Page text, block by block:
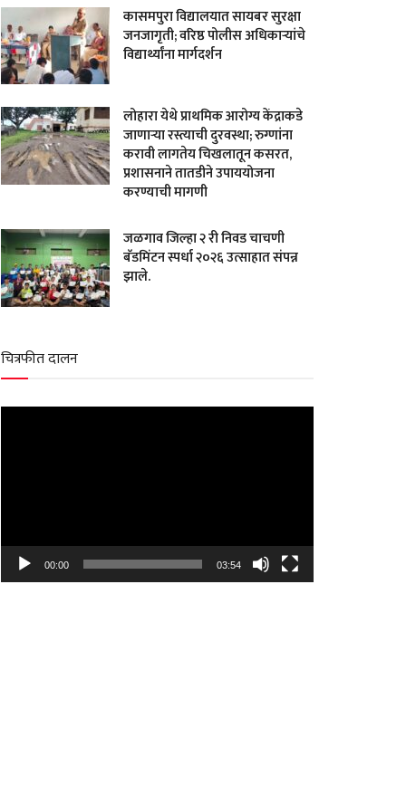
कासमपुरा विद्यालयात सायबर सुरक्षा
जनजागृती; वरिष्ठ पोलीस अधिकाऱ्यांचे
विद्यार्थ्यांना मार्गदर्शन
लोहारा येथे प्राथमिक आरोग्य केंद्राकडे
जाणाऱ्या रस्त्याची दुरवस्था; रुग्णांना
करावी लागतेय चिखलातून कसरत,
प्रशासनाने तातडीने उपाययोजना
करण्याची मागणी
जळगाव जिल्हा २ री निवड चाचणी
बॅडमिंटन स्पर्धा २०२६ उत्साहात संपन्न
झाले.
चित्रफीत दालन
00:00 03:54